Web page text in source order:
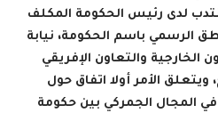
لدى رئيس الحكومة المكلف
الرسمي باسم الحكومة، نيابة
الخارجية والتعاون الإفريقي
ويتعلق الأمر أولا اتفاق حول
في المجال الجمركي بين حكومة